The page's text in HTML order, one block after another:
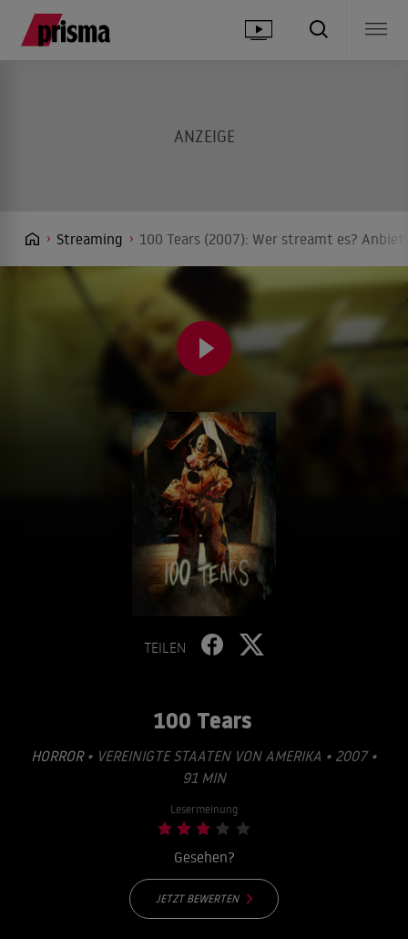
Streaming 100 Tears (2007): Wer streamt es?
TEILEN
100 Tears
HORROR• VEREINIGTE STAATEN VON AMERIKA • 2007 •
91 MIN
Lesermeinung
Gesehen?
JETZT BEWERTEN